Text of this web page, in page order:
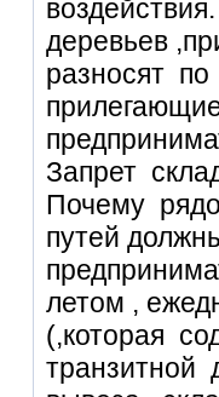
деревьев
разносят
Запрет
Почему
путей
летом ,
(,которая
транзитной